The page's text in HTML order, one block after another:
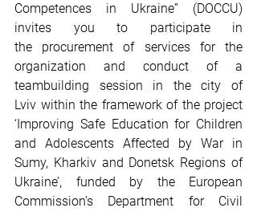
Competences in Ukraine” (DOCCU)
invites you to participate in
the
procurement of services for the
organization and conduct of a
teambuilding session in the city of
Lviv within the framework of the project
‘Improving Safe Education for Children
and Adolescents Affected by War in
Sumy, Kharkiv and Donetsk Regions of
Ukraine’, funded by the European
Commission's Department for Civil